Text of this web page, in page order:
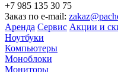
+7 985 135 30 75
Заказ по e-mail:
Аренда Сервис Акции и
Ноутбуки
Компьютеры
Моноблоки
Мониторы